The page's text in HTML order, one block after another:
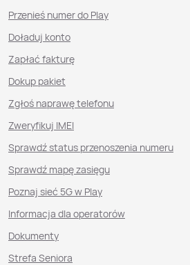
Przenieś numer do Play
Doładuj konto
Zapłać fakturę
Dokup pakiet
Zgłoś naprawę telefonu
Zweryfikuj IMEI
Sprawdź status przenoszenia numeru
Sprawdź mapę zasięgu
Poznaj sieć 5G w Play
Informacja dla operatorów
Dokumenty
Strefa Seniora